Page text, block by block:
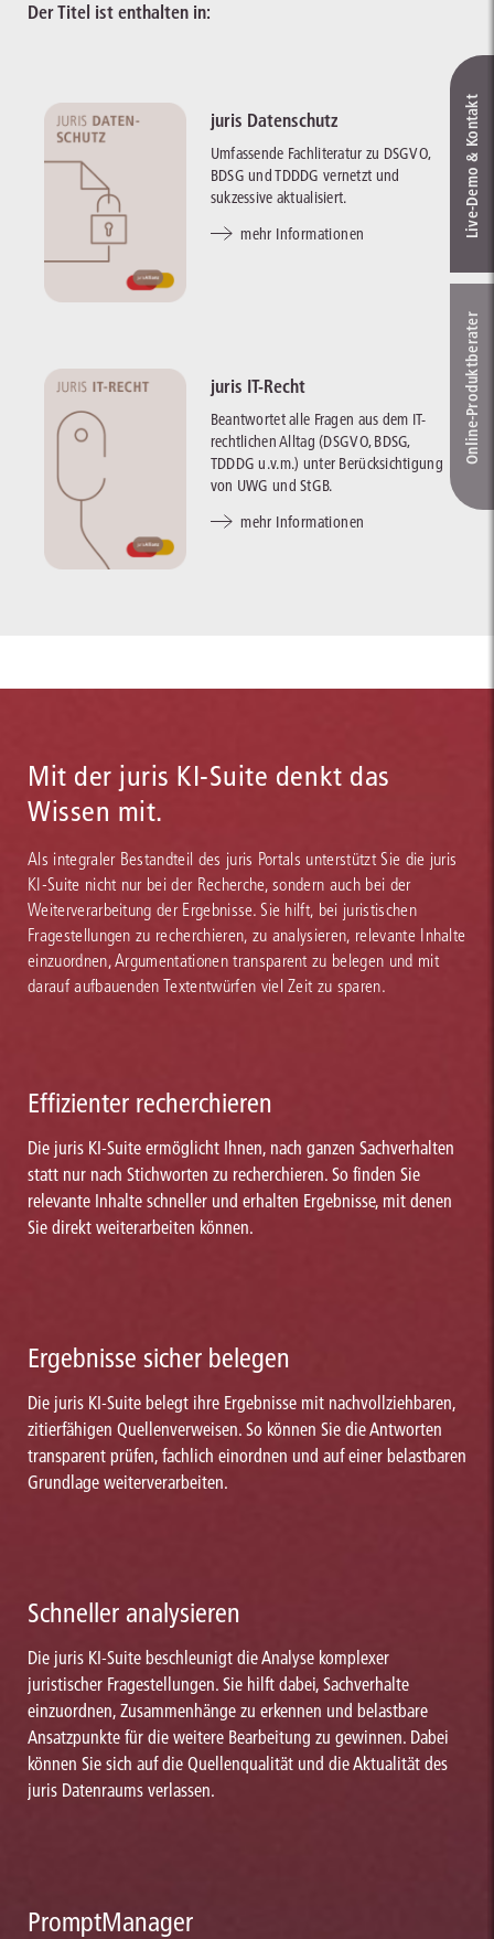
Der Titel ist enthalten in:
juris Datenschutz
Umfassende Fachliteratur zu DSGVO,
BDSG und TDDDG vernetzt und
sukzessive aktualisiert.
mehr Informationen
juris IT-Recht
Beantwortet alle Fragen aus dem IT-
rechtlichen Alltag (DSGVO, BDSG,
TDDDG u.v.m.) unter Berücksichtigung
von UWG und StGB.
mehr Informationen
Mit der juris KI-Suite denkt das
Wissen mit.
Als integraler Bestandteil des juris Portals unterstützt Sie die juris
KI-Suite nicht nur bei der Recherche, sondern auch bei der
Weiterverarbeitung der Ergebnisse. Sie hilft, bei juristischen
Fragestellungen zu recherchieren, zu analysieren, relevante Inhalte
einzuordnen, Argumentationen transparent zu belegen und mit
darauf aufbauenden Textentwürfen viel Zeit zu sparen.
Effizienter recherchieren
Die juris KI-Suite ermöglicht Ihnen, nach ganzen Sachverhalten
statt nur nach Stichworten zu recherchieren. So finden Sie
relevante Inhalte schneller und erhalten Ergebnisse, mit denen
Sie direkt weiterarbeiten können.
Ergebnisse sicher belegen
Die juris KI-Suite belegt ihre Ergebnisse mit nachvollziehbaren,
zitierfähigen Quellenverweisen. So können Sie die Antworten
transparent prüfen, fachlich einordnen und auf einer belastbaren
Grundlage weiterverarbeiten.
Schneller analysieren
Die juris KI-Suite beschleunigt die Analyse komplexer
juristischer Fragestellungen. Sie hilft dabei, Sachverhalte
einzuordnen, Zusammenhänge zu erkennen und belastbare
Ansatzpunkte für die weitere Bearbeitung zu gewinnen. Dabei
können Sie sich auf die Quellenqualität und die Aktualität des
juris Datenraums verlassen.
PromptManager
Live‑Demo & Kontakt
Online-Produkt­berater